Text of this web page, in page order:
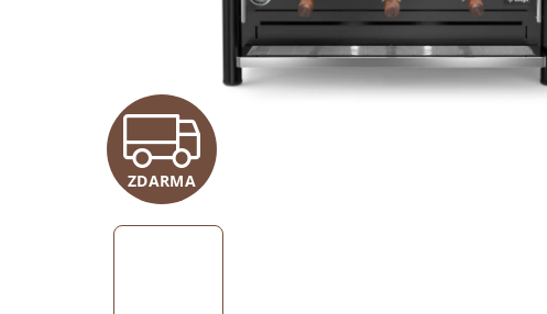
Z
D
ZDARMA